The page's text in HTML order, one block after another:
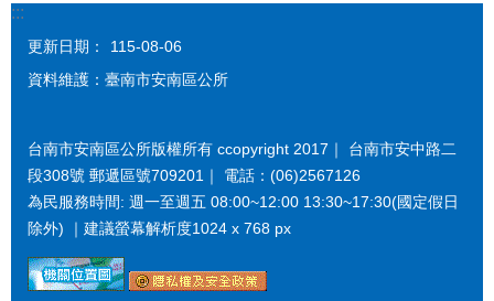
:::
更新日期：
115-08-06
資料維護：臺南市安南區公所
台南市安南區公所版權所有 ccopyright 2017｜ 台南市安中路二
段308號 郵遞區號709201｜ 電話：(06)2567126
為民服務時間: 週一至週五 08:00~12:00 13:30~17:30(國定假日
除外) ｜建議螢幕解析度1024 x 768 px